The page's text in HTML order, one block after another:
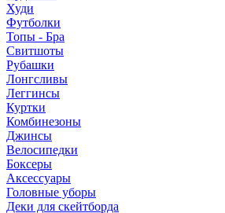
Худи
Футболки
Топы - Бра
Свитшоты
Рубашки
Лонгсливы
Леггинсы
Куртки
Комбинезоны
Джинсы
Велосипедки
Боксеры
Аксессуары
Головные уборы
Деки для скейтборда